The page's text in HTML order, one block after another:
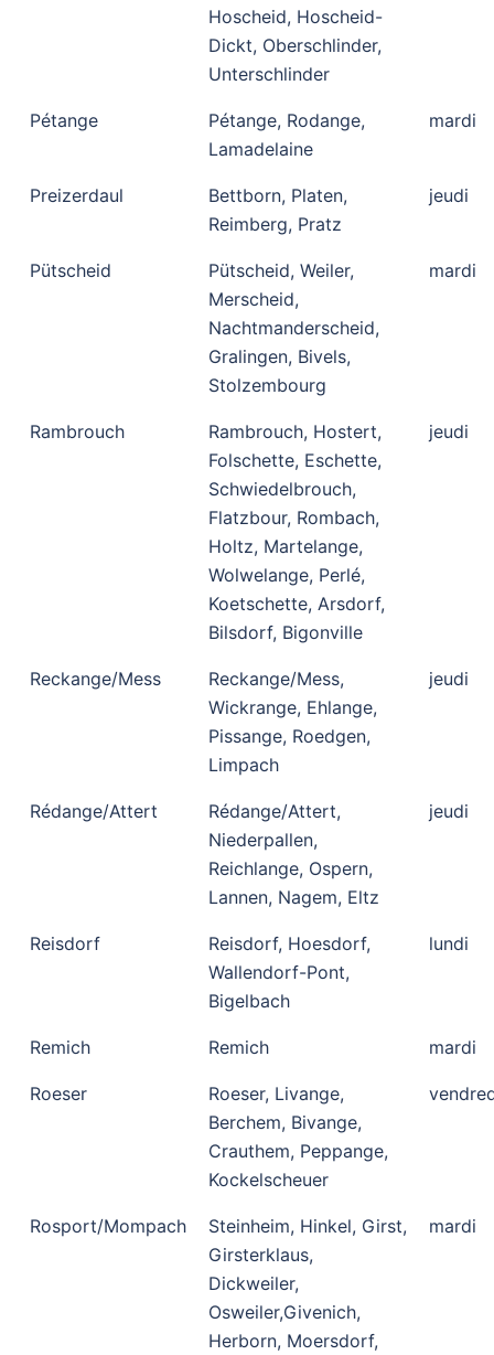
Hoscheid, Hoscheid-
Dickt, Oberschlinder,
Unterschlinder
Pétange
Pétange, Rodange,
Lamadelaine
mardi
Preizerdaul
Bettborn, Platen,
Reimberg, Pratz
jeudi
Pütscheid
Pütscheid, Weiler,
Merscheid,
Nachtmanderscheid,
Gralingen, Bivels,
Stolzembourg
mardi
Rambrouch
Rambrouch, Hostert,
Folschette, Eschette,
Schwiedelbrouch,
Flatzbour, Rombach,
Holtz, Martelange,
Wolwelange, Perlé,
Koetschette, Arsdorf,
Bilsdorf, Bigonville
jeudi
Reckange/Mess
Reckange/Mess,
Wickrange, Ehlange,
Pissange, Roedgen,
Limpach
jeudi
Rédange/Attert
Rédange/Attert,
Niederpallen,
Reichlange, Ospern,
Lannen, Nagem, Eltz
jeudi
Reisdorf
Reisdorf, Hoesdorf,
Wallendorf-Pont,
Bigelbach
lundi
Remich Remich mardi
Roeser
Roeser, Livange,
Berchem, Bivange,
Crauthem, Peppange,
Kockelscheuer
Rosport/Mompach
Steinheim, Hinkel, Girst,
Girsterklaus,
Dickweiler,
Osweiler,Givenich,
Herborn, Moersdorf,
mardi